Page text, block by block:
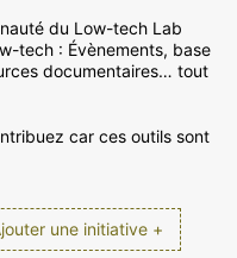
du Low-tech Lab
tech : Évènements, base
documentaires… tout
car ces outils sont
une initiative +